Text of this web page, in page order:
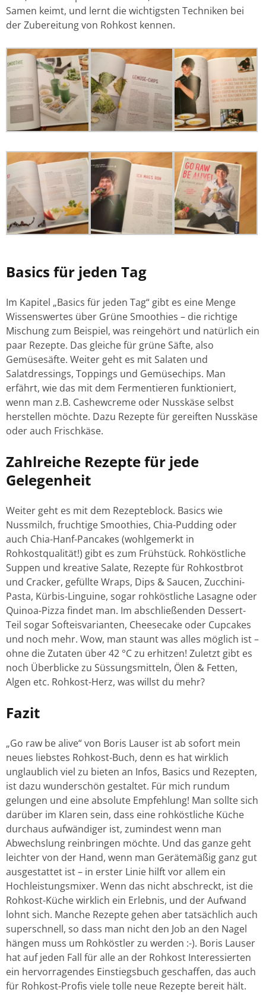
Samen keimt, und lernt die wichtigsten Techniken bei
der Zubereitung von Rohkost kennen.
Basics für jeden Tag
Im Kapitel „Basics für jeden Tag“ gibt es eine Menge
Wissenswertes über Grüne Smoothies – die richtige
Mischung zum Beispiel, was reingehört und natürlich ein
paar Rezepte. Das gleiche für grüne Säfte, also
Gemüsesäfte. Weiter geht es mit Salaten und
Salatdressings, Toppings und Gemüsechips. Man
erfährt, wie das mit dem Fermentieren funktioniert,
wenn man z.B. Cashewcreme oder Nusskäse selbst
herstellen möchte. Dazu Rezepte für gereiften Nusskäse
oder auch Frischkäse.
Zahlreiche Rezepte für jede
Gelegenheit
Weiter geht es mit dem Rezepteblock. Basics wie
Nussmilch, fruchtige Smoothies, Chia-Pudding oder
auch Chia-Hanf-Pancakes (wohlgemerkt in
Rohkostqualität!) gibt es zum Frühstück. Rohköstliche
Suppen und kreative Salate, Rezepte für Rohkostbrot
und Cracker, gefüllte Wraps, Dips & Saucen, Zucchini-
Pasta, Kürbis-Linguine, sogar rohköstliche Lasagne oder
Quinoa-Pizza findet man. Im abschließenden Dessert-
Teil sogar Softeisvarianten, Cheesecake oder Cupcakes
und noch mehr. Wow, man staunt was alles möglich ist –
ohne die Zutaten über 42 °C zu erhitzen! Zuletzt gibt es
noch Überblicke zu Süssungsmitteln, Ölen & Fetten,
Algen etc. Rohkost-Herz, was willst du mehr?
Fazit
„Go raw be alive“ von Boris Lauser ist ab sofort mein
neues liebstes Rohkost-Buch, denn es hat wirklich
unglaublich viel zu bieten an Infos, Basics und Rezepten,
ist dazu wunderschön gestaltet. Für mich rundum
gelungen und eine absolute Empfehlung! Man sollte sich
darüber im Klaren sein, dass eine rohköstliche Küche
durchaus aufwändiger ist, zumindest wenn man
Abwechslung reinbringen möchte. Und das ganze geht
leichter von der Hand, wenn man Gerätemäßig ganz gut
ausgestattet ist – in erster Linie hilft vor allem ein
Hochleistungsmixer. Wenn das nicht abschreckt, ist die
Rohkost-Küche wirklich ein Erlebnis, und der Aufwand
lohnt sich. Manche Rezepte gehen aber tatsächlich auch
superschnell, so dass man nicht den Job an den Nagel
hängen muss um Rohköstler zu werden :-). Boris Lauser
hat auf jeden Fall für alle an der Rohkost Interessierten
ein hervorragendes Einstiegsbuch geschaffen, das auch
für Rohkost-Profis viele tolle neue Rezepte bereit hält.